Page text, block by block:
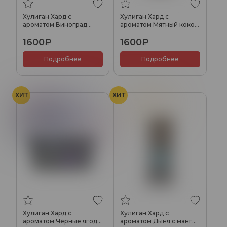
Хулиган Хард с
ароматом Виноград
гр.
1600₽
Подробнее
Хулиган Хард с
ароматом Мятный кокос
1600₽
Подробнее
ХИТ
Хулиган Хард с
ароматом Чёрные ягоды
ХИТ
Хулиган Хард с
ароматом Дыня с манго